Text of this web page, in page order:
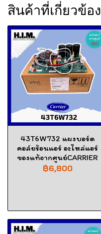
สินค้าที่เกี่ยวข้อง
43T6W732 แผงบอร์ด
คอล์ยร้อนแอร์ อะไหล่แอร์
ของแท้จากศูนย์CARRIER
฿6,800